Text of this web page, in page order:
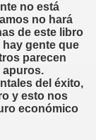
no está
no hará
de este libro
gente que
parecen
apuros.
del éxito,
y esto nos
económico